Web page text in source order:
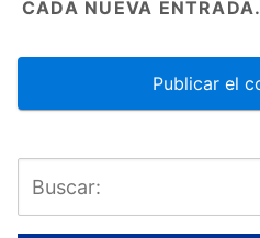
CADA NUEVA ENTRADA.